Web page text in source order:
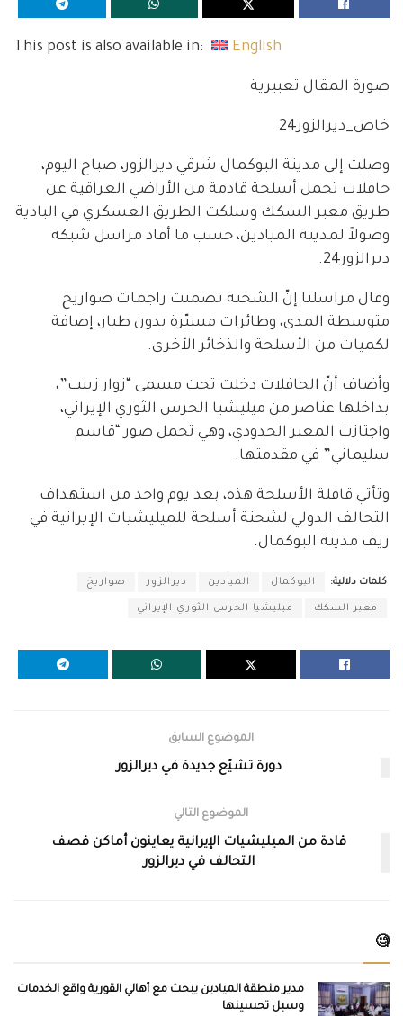
This post is also available in: English
صورة المقال تعبيرية
خاص_ديرالزور24
وصلت إلى مدينة البوكمال شرقي ديرالزور، صباح اليوم،
حافلات تحمل أسلحة قادمة من الأراضي العراقية عن
طريق معبر السكك وسلكت الطريق العسكري في البادية
وصولاً لمدينة الميادين، حسب ما أفاد مراسل شبكة
ديرالزور24.
وقال مراسلنا إنّ الشحنة تضمنت راجمات صواريخ
متوسطة المدى، وطائرات مسيّرة بدون طيار، إضافة
لكميات من الأسلحة والذخائر الأخرى.
وأضاف أنّ الحافلات دخلت تحت مسمى “زوار زينب”،
بداخلها عناصر من ميليشيا الحرس الثوري الإيراني،
واجتازت المعبر الحدودي، وهي تحمل صور “قاسم
سليماني” في مقدمتها.
وتأتي قافلة الأسلحة هذه، بعد يوم واحد من استهداف
التحالف الدولي لشحنة أسلحة للميليشيات الإيرانية في
ريف مدينة البوكمال.
كلمات دلالية: البوكمال الميادين ديرالزور صواريخ
معبر السكك ميليشيا الحرس الثوري الإيراني
الموضوع السابق
دورة تشيّع جديدة في ديرالزور
الموضوع التالي
قادة من الميليشيات الإيرانية يعاينون أماكن قصف
التحالف في ديرالزور
🧐
مدير منطقة الميادين يبحث مع أهالي القورية واقع الخدمات
وسبل تحسينها